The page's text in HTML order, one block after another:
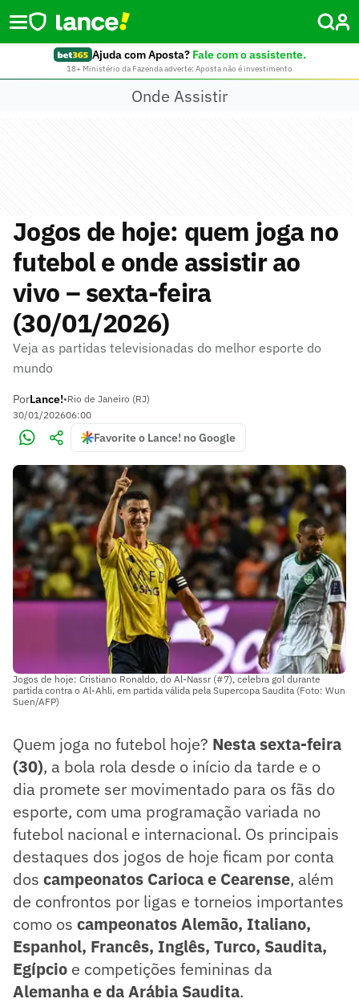
Ajuda com Aposta? Fale com o assistente.
18+ Ministério da Fazenda adverte: Aposta não é investimento
Onde Assistir
Jogos de hoje: quem joga no
futebol e onde assistir ao
vivo – sexta-feira
(30/01/2026)
Veja as partidas televisionadas do melhor esporte do
mundo
PorLance!•Rio de Janeiro (RJ)
30/01/202606:00
Favorite o Lance! no Google
Jogos de hoje: Cristiano Ronaldo, do Al-Nassr (#7), celebra gol durante
partida contra o Al-Ahli, em partida válida pela Supercopa Saudita (Foto: Wun
Suen/AFP)
Quem joga no futebol hoje? Nesta sexta-feira
(30), a bola rola desde o início da tarde e o
dia promete ser movimentado para os fãs do
esporte, com uma programação variada no
futebol nacional e internacional. Os principais
destaques dos jogos de hoje ficam por conta
dos campeonatos Carioca e Cearense, além
de confrontos por ligas e torneios importantes
como os campeonatos Alemão, Italiano,
Espanhol, Francês, Inglês, Turco, Saudita,
Egípcio e competições femininas da
Alemanha e da Arábia Saudita.